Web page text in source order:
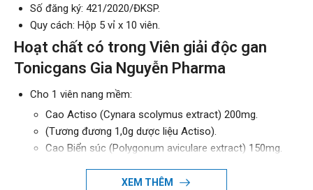
Số đăng ký: 421/2020/ĐKSP.
Quy cách: Hộp 5 vỉ x 10 viên.
Hoạt chất có trong Viên giải độc gan
Tonicgans Gia Nguyễn Pharma
Cho 1 viên nang mềm:
Cao Actiso (Cynara scolymus extract) 200mg.
(Tương đương 1,0g dược liệu Actiso).
Cao Biển súc (Polygonum aviculare extract) 150mg.
Cao Diệp hạ châu (Phyllanthus amarus extract) 20mg.
XEM THÊM